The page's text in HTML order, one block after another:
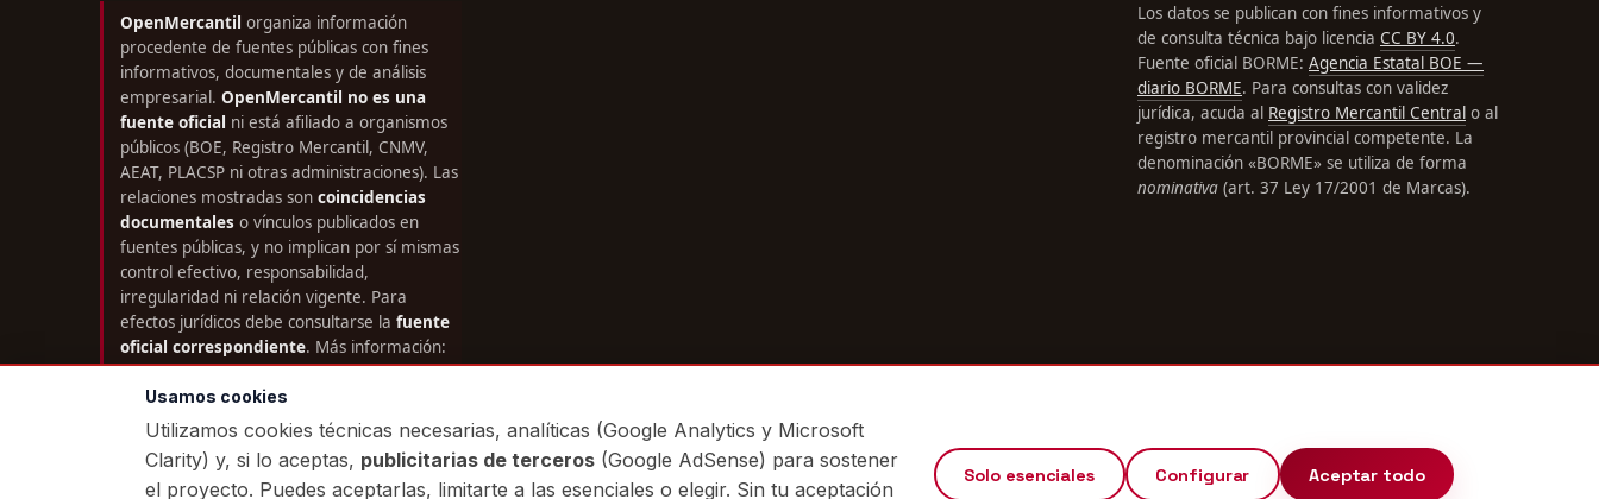
OpenMercantil organiza información
procedente de fuentes públicas con fines
informativos, documentales y de análisis
empresarial. OpenMercantil no es una
fuente oficial ni está afiliado a organismos
públicos (BOE, Registro Mercantil, CNMV,
AEAT, PLACSP ni otras administraciones). Las
relaciones mostradas son coincidencias
documentaleso vínculos publicados en
fuentes públicas, y no implican por sí mismas
control efectivo, responsabilidad,
irregularidad ni relación vigente. Para
efectos jurídicos debe consultarse la fuente
oficial correspondiente. Más información:
Transparencia·Limitaciones·Metodología·
Canal de rectificación·
responsabilidad
Los datos se publican con fines informativos y
de consulta técnica bajo licencia CC BY 4.0.
Fuente oficial BORME: Agencia Estatal BOE —
diario BORME. Para consultas con validez
jurídica, acuda al Registro Mercantil Central o al
registro mercantil provincial competente. La
denominación «BORME» se utiliza de forma
nominativa (art. 37 Ley 17/2001 de Marcas).
Usamos cookies
Utilizamos cookies técnicas necesarias, analíticas (Google Analytics y Microsoft
Clarity) y, si lo aceptas, publicitarias de terceros (Google AdSense) para sostener
el proyecto. Puedes aceptarlas, limitarte a las esenciales o elegir. Sin tu aceptación
Solo esenciales Configurar Aceptar todo